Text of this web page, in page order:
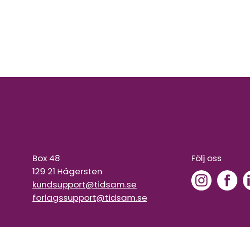
Box 48
129 21 Hägersten
kundsupport@tidsam.se
forlagssupport@tidsam.se
Följ oss